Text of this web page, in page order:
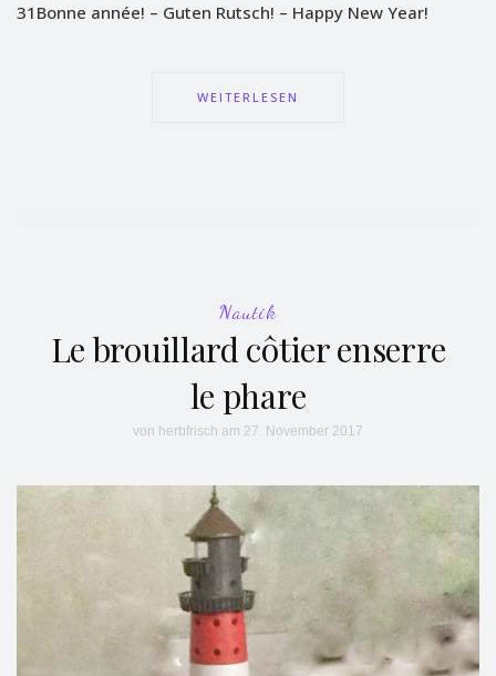
31Bonne année! – Guten Rutsch! – Happy New Year!
WEITERLESEN
Nautik
Le brouillard côtier enserre
le phare
von herbfrisch am 27. November 2017